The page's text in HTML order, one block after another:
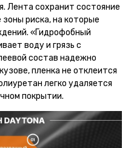
Лента сохранит состояние
риска, на которые
«Гидрофобный
воду и грязь с
состав надежно
пленка не отклеится
легко удаляется
покрытии.